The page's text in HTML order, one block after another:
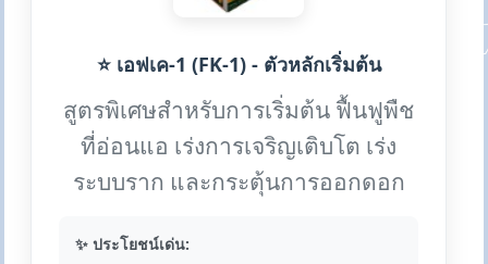
⭐ เอฟเค-1 (FK-1) - ตัวหลักเริ่มต้น
สูตรพิเศษสำหรับการเริ่มต้น ฟื้นฟูพืช
ที่อ่อนแอ เร่งการเจริญเติบโต เร่ง
ระบบราก และกระตุ้นการออกดอก
✨ ประโยชน์เด่น: